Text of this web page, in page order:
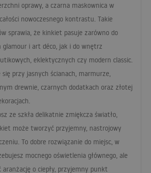
oprawy, a czarna maskownica w
nowoczesnego kontrastu. Takie
sprawia, że kinkiet pasuje zarówno do
glamour i art déco, jak i do wnętrz
eklektycznych czy modern classic.
się przy jasnych ścianach, marmurze,
drewnie, czarnych dodatkach oraz złotej
ze szkła delikatnie zmiękcza światło,
może tworzyć przyjemny, nastrojowy
To dobre rozwiązanie do miejsc, w
mocnego oświetlenia głównego, ale
aranżację o ciepły, przyjemny punkt